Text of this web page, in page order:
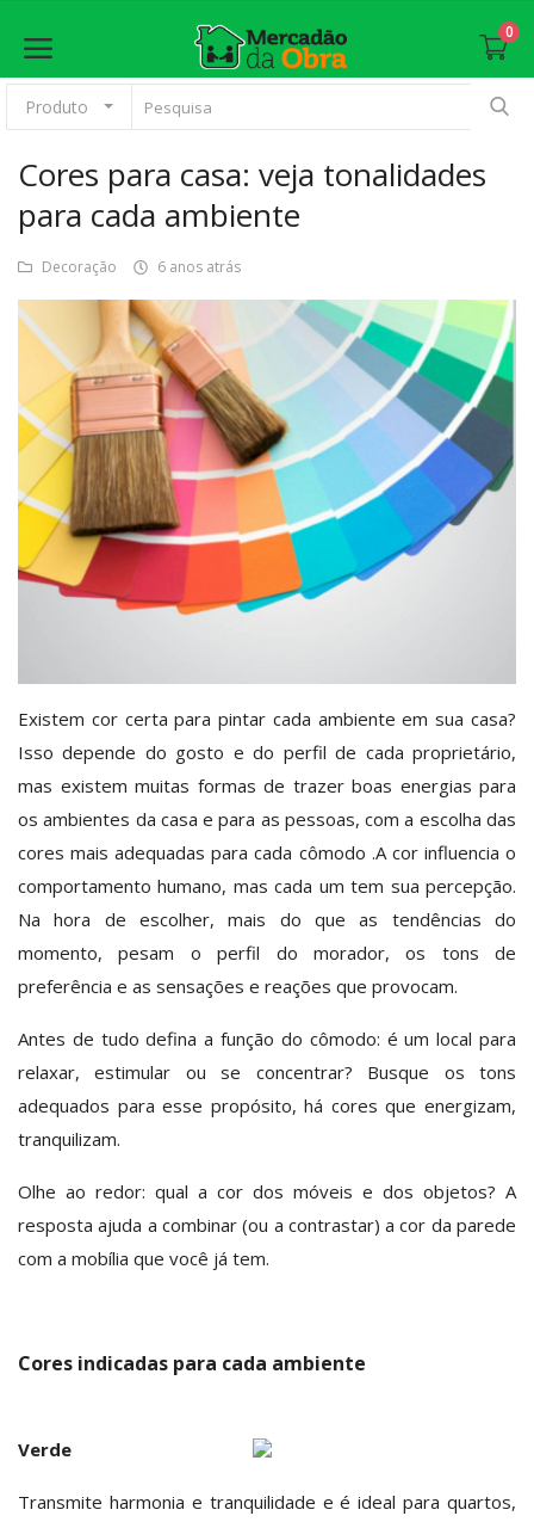
0
Produto
Anunciar
Principal
Revestimento
Esquadrias
Pintura
Hidráulica
Ferramentas
Decoração
Locação Temporária
Favoritos
Entrar
Cadastrar
Cores para casa: veja tonalidades
para cada ambiente
Decoração 6 anos atrás
Existem cor certa para pintar cada ambiente em sua casa?
Isso depende do gosto e do perfil de cada proprietário,
mas existem muitas formas de trazer boas energias para
os ambientes da casa e para as pessoas, com a escolha das
cores mais adequadas para cada cômodo .A cor influencia o
comportamento humano, mas cada um tem sua percepção.
Na hora de escolher, mais do que as tendências do
momento, pesam o perfil do morador, os tons de
preferência e as sensações e reações que provocam.
Antes de tudo defina a função do cômodo: é um local para
relaxar, estimular ou se concentrar? Busque os tons
adequados para esse propósito, há cores que energizam,
tranquilizam.
Olhe ao redor: qual a cor dos móveis e dos objetos? A
resposta ajuda a combinar (ou a contrastar) a cor da parede
com a mobília que você já tem.
Cores indicadas para cada ambiente
Verde
Transmite harmonia e tranquilidade e é ideal para quartos,